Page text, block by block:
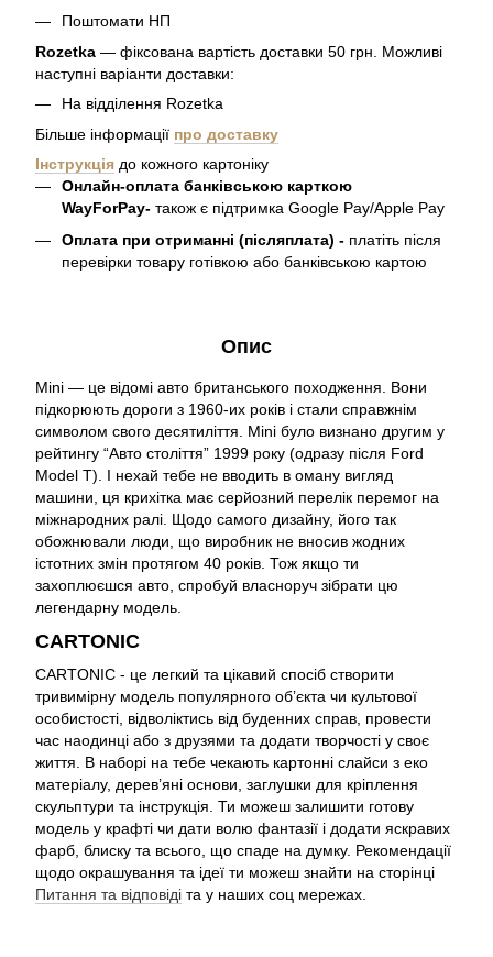
Поштомати НП
Rozetka — фіксована вартість доставки 50 грн. Можливі
наступні варіанти доставки:
На відділення Rozetka
Більше інформації про доставку
Інструкція до кожного картоніку
Онлайн-оплата банківською карткою
WayForPay- також є підтримка Google Pay/Apple Pay
Оплата при отриманні (післяплата) - платіть після
перевірки товару готівкою або банківською картою
Опис
Mini — це відомі авто британського походження. Вони
підкорюють дороги з 1960-их років і стали справжнім
символом свого десятиліття. Мini було визнано другим у
рейтингу “Авто століття” 1999 року (одразу після Ford
Model T). І нехай тебе не вводить в оману вигляд
машини, ця крихітка має серйозний перелік перемог на
міжнародних ралі. Щодо самого дизайну, його так
обожнювали люди, що виробник не вносив жодних
істотних змін протягом 40 років. Тож якщо ти
захоплюєшся авто, спробуй власноруч зібрати цю
легендарну модель.
CARTONIC
CARTONIC - це легкий та цікавий спосіб створити
тривимірну модель популярного обʼєкта чи культової
особистості, відволіктись від буденних справ, провести
час наодинці або з друзями та додати творчості у своє
життя. В наборі на тебе чекають картонні слайси з еко
матеріалу, дерев’яні основи, заглушки для кріплення
скульптури та інструкція. Ти можеш залишити готову
модель у крафті чи дати волю фантазії і додати яскравих
фарб, блиску та всього, що спаде на думку. Рекомендації
щодо окрашування та ідеї ти можеш знайти на сторінці
Питання та відповіді та у наших соц мережах.